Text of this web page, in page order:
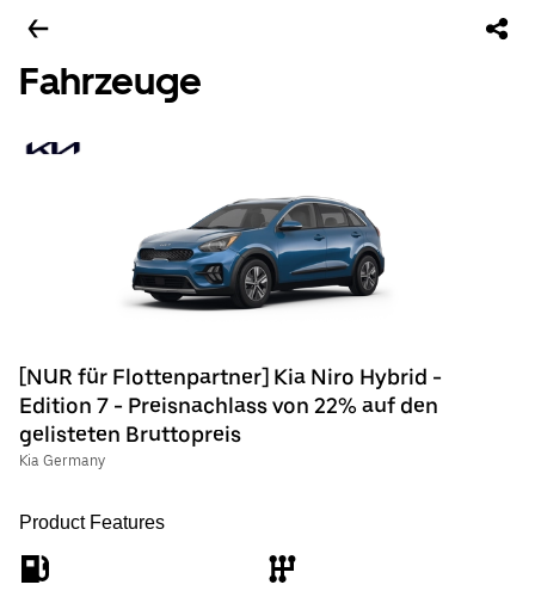
Fahrzeuge
[NUR für Flottenpartner] Kia Niro Hybrid -
Edition 7 - Preisnachlass von 22% auf den
gelisteten Bruttopreis
Kia Germany
Product Features